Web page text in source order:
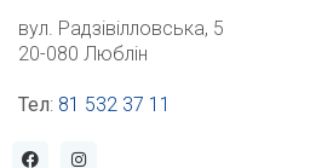
вул. Радзівілловська, 5
20-080 Люблін
Тел: 81 532 37 11